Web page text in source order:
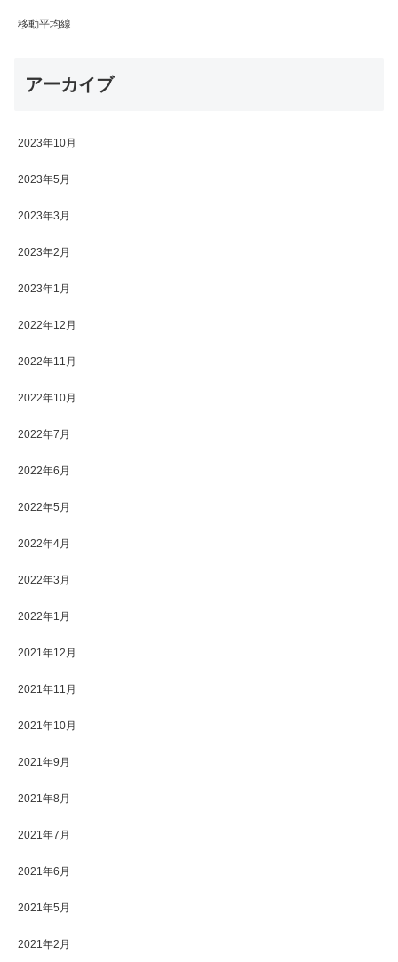
移動平均線
アーカイブ
2023年10月
2023年5月
2023年3月
2023年2月
2023年1月
2022年12月
2022年11月
2022年10月
2022年7月
2022年6月
2022年5月
2022年4月
2022年3月
2022年1月
2021年12月
2021年11月
2021年10月
2021年9月
2021年8月
2021年7月
2021年6月
2021年5月
2021年2月